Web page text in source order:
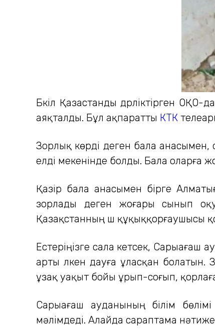
Бүкіл Қазастанды дүрліктірген
аяқталды. Бұл ақпаратты КТК
Зорлық көрді деген бала анасымен,
елді мекенінде болды. Бала оларға
Қазір бала анасымен бірге
зорлады деген жоғары сынып
Қазақстанның үш құқыққорғаушысы
Естеріңізге сала кетсек, Сарыағаш
арты үлкен дауға ұласқан
ұзақ уақыт бойы ұрып-соғып,
Сарыағаш ауданының білім
мәлімдеді. Алайда сараптама